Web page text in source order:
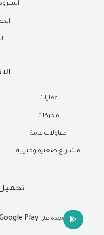
عقارات
محركات
مقاولات عامة
مشاريع صغيرة ومنزلية
تجده على Google Play